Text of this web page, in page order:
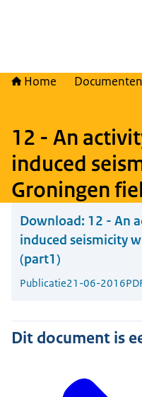
Home Documenten
12 - An
induced
Groningen
Download: 12 - An
induced seismicity
(part1)
Publicatie21-06-2016
Dit document is